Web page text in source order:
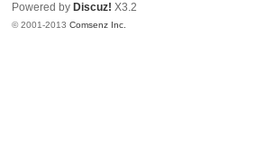
Powered by Discuz! X3.2
© 2001-2013Comsenz Inc.